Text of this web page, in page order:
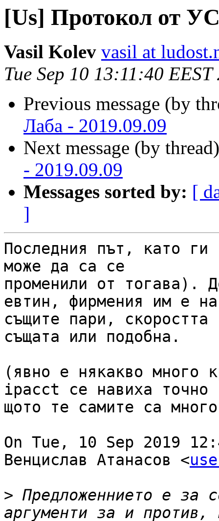
[Us] Протокол от
Vasil Kolev vasil at
Tue Sep 10 13:11:40 EEST
Previous message (by
Лаба - 2019.09.09
Next message (by
- 2019.09.09
Messages sorted by: [
]
Последния път, като
може да са се
променили от тогава).
евтин, фирмения им е на
същите пари,
същата или подобна.
(явно е някакво много
ipacct се навиха точно
щото те самите са
On Tue, 10 Sep 2019
Венцислав Атанасов <
> Предложеннието е за